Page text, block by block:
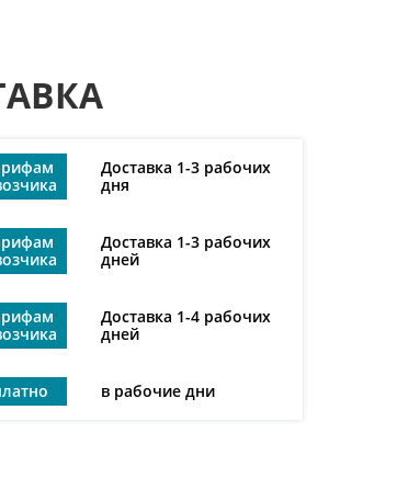
Доставка 1-3 рабочих
дня
Доставка 1-3 рабочих
дней
Доставка 1-4 рабочих
дней
в рабочие дни